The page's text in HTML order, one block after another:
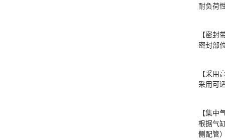
耐负荷
【密封
密封部
【采用
采用可
【集中
根据气
侧配管